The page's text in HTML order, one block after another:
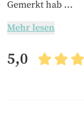
Gemerkt hab ...
Mehr lesen
5,0